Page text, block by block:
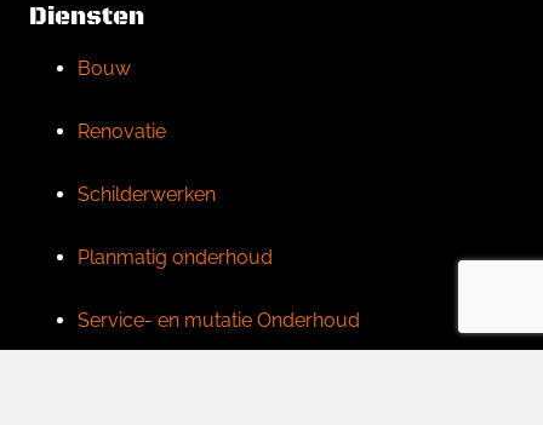
Diensten
Bouw
Renovatie
Schilderwerken
Planmatig onderhoud
Service- en mutatie Onderhoud